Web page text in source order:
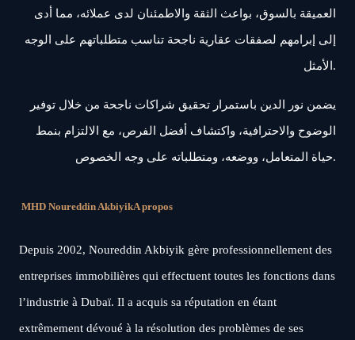
العميقة بالسوق، بواعث الثقة والاطمئنان لدى عملائه، مما أدى
إلى إبرامهم لصفقات عقارية ناجحة تناسب متطلباتهم على الوجه
الأمثل.
يضمن نور الدين باستمرار تحقيق شراكات ناجحة من خلال توفير
الوضوح والاحترافية، واكتشاف أفضل الفرص، مع الالتزام بنمط
حياة المتعامل، ووضعه، ومتطلباته على وجه الخصوص.
MHD Noureddin AkbiyikA propos
Depuis 2002, Noureddin Akbiyik gère professionnellement des
entreprises immobilières qui effectuent toutes les fonctions dans
l’industrie à Dubaï. Il a acquis sa réputation en étant
extrêmement dévoué à la résolution des problèmes de ses